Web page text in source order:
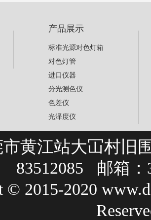
产品展示
标准光源对色灯箱
对色灯管
进口仪器
分光测色仪
色差仪
光泽度仪
黄江站大冚村旧
83512085 邮箱：
© 2015-2020